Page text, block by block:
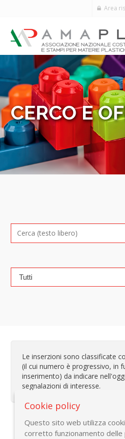
Area
CERCO E
Le inserzioni sono classificate
(il cui numero è progressivo, in
inserimento) da indicare
segnalazioni di interesse.
Cookie policy
Questo sito web utilizza
corretto funzionamento delle